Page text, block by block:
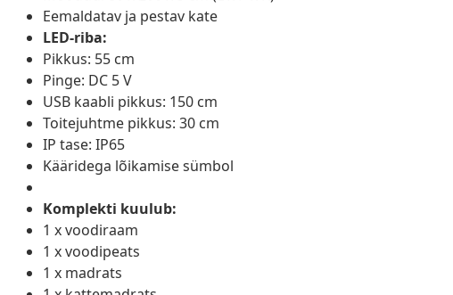
Eemaldatav ja pestav kate
LED-riba:
Pikkus: 55 cm
Pinge: DC 5 V
USB kaabli pikkus: 150 cm
Toitejuhtme pikkus: 30 cm
IP tase: IP65
Kääridega lõikamise sümbol
Komplekti kuulub:
1 x voodiraam
1 x voodipeats
1 x madrats